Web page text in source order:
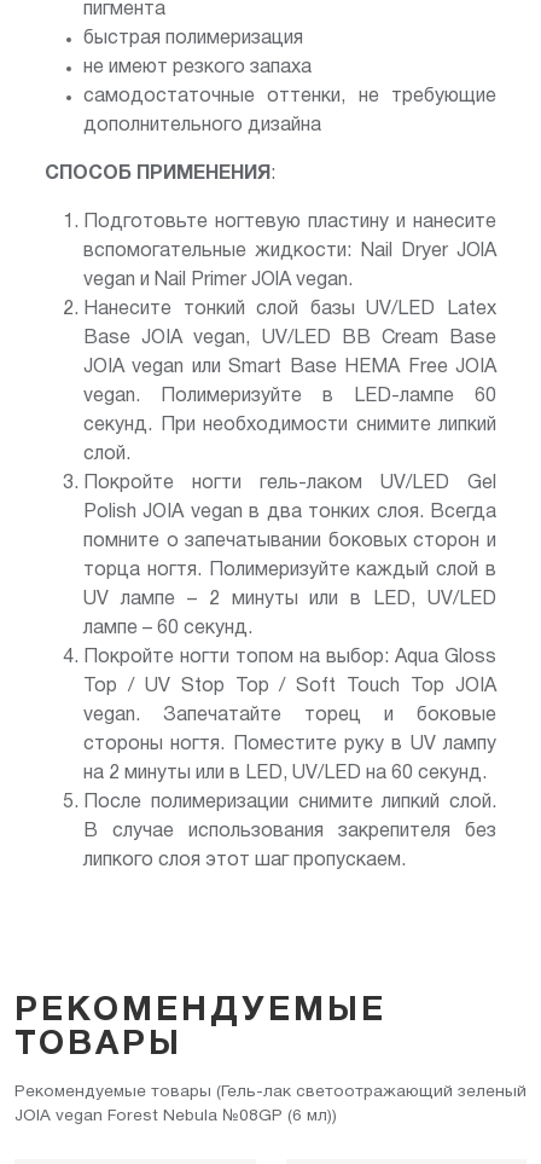
пигмента
быстрая полимеризация
не имеют резкого запаха
самодостаточные оттенки, не требующие
дополнительного дизайна
СПОСОБ ПРИМЕНЕНИЯ :
Подготовьте ногтевую пластину и нанесите
вспомогательные жидкости: Nail Dryer JOlA
vegan и Nail Primer JOlA vegan.
Нанесите тонкий слой базы UV/LED Latex
Base JOIA vegan, UV/LED BB Cream Base
JOIA vegan или Smart Base HEMA Free JOIA
vegan. Полимеризуйте в LED-лампе 60
секунд. При необходимости снимите липкий
слой.
Покройте ногти гель-лаком UV/LED Gel
Polish JOIA vegan в два тонких слоя. Всегда
помните о запечатывании боковых сторон и
торца ногтя. Полимеризуйте каждый слой в
UV лампе – 2 минуты или в LED, UV/LED
лампе – 60 секунд.
Покройте ногти топом на выбор: Aqua Gloss
Top / UV Stop Top / Soft Touch Top JOIA
vegan. Запечатайте торец и боковые
стороны ногтя. Поместите руку в UV лампу
на 2 минуты или в LED, UV/LED на 60 секунд.
После полимеризации снимите липкий слой.
В случае использования закрепителя без
липкого слоя этот шаг пропускаем.
РЕКОМЕНДУЕМЫЕ
ТОВАРЫ
Рекомендуемые товары (Гель-лак светоотражающий зеленый
JOIA vegan Forest Nebula №08GP (6 мл))